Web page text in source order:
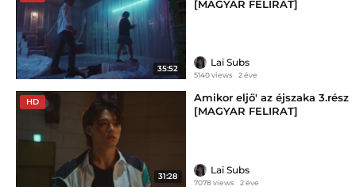
35:52
[MAGYAR FELIRAT]
Lai Subs
5140 views 2 éve
HD
31:28
Amikor eljő' az éjszaka 3.rész
[MAGYAR FELIRAT]
Lai Subs
7078 views 2 éve